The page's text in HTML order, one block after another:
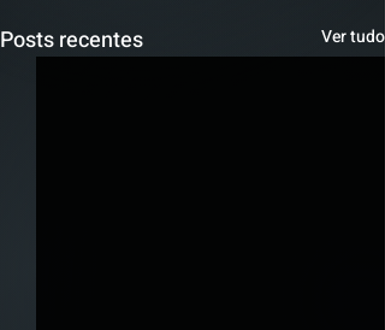
Posts recentes Ver tudo